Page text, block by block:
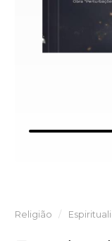
Religião